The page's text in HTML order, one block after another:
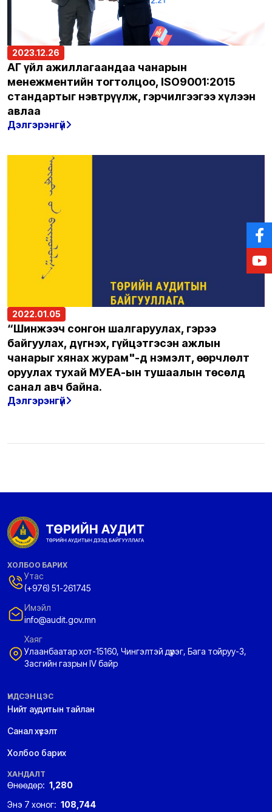
2023.12.26
ҮАГ үйл ажиллагаандаа чанарын
менежментийн тогтолцоо, ISO9001:2015
стандартыг нэвтрүүлж, гэрчилгээгээ хүлээн
авлаа
Дэлгэрэнгүй
2022.01.05
“Шинжээч сонгон шалгаруулах, гэрээ
байгуулах, дүгнэх, гүйцэтгэсэн ажлын
чанарыг хянах журам"-д нэмэлт, өөрчлөлт
оруулах тухай МУЕА-ын тушаалын төсөлд
санал авч байна.
Дэлгэрэнгүй
ХОЛБОО БАРИХ
Утас
(+976) 51-261745
Имэйл
info@audit.gov.mn
Хаяг
Улаанбаатар хот-15160, Чингэлтэй дүүрэг, Бага тойруу-3,
Засгийн газрын IV байр
ҮНДСЭН ЦЭС
Нийт аудитын тайлан
Санал хүсэлт
Холбоо барих
ХАНДАЛТ
Өнөөдөр: 1,280
Энэ 7 хоног: 108,744